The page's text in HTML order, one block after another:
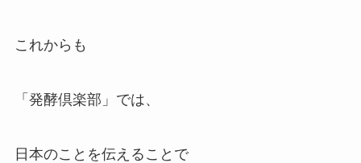
これからも
「発酵倶楽部」では、
日本のことを伝えることで